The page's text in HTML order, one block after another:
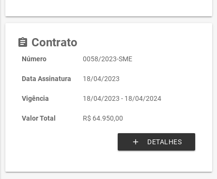
assignment Contrato
Número 0058/2023-SME
Data Assinatura 18/04/2023
Vigência 18/04/2023 - 18/04/2024
Valor Total R$ 64.950,00
add DETALHES